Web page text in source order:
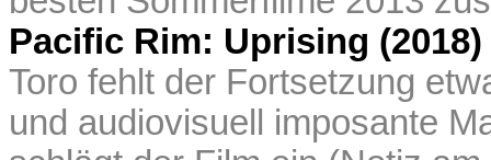
Pacific Rim: Uprising (2018)
Toro fehlt der Fortsetzung
und audiovisuell imposante